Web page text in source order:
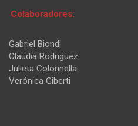
Colaboradores:
Gabriel Biondi
Claudia Rodriguez
Julieta Colonnella
Verónica Giberti